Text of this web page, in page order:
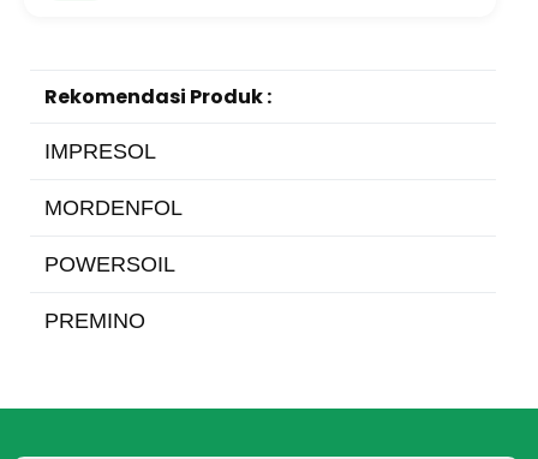
Rekomendasi Produk :
IMPRESOL
MORDENFOL
POWERSOIL
PREMINO